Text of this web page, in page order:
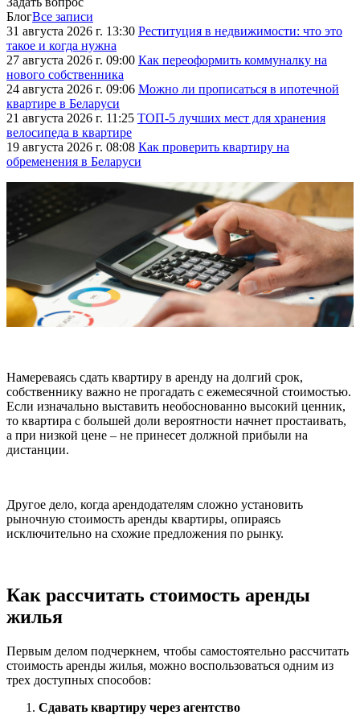
БлогВсе записи
31 августа 2026 г. 13:30 Реституция в недвижимости: что это
такое и когда нужна
27 августа 2026 г. 09:00 Как переоформить коммуналку на
нового собственника
24 августа 2026 г. 09:06 Можно ли прописаться в ипотечной
квартире в Беларуси
21 августа 2026 г. 11:25 ТОП-5 лучших мест для хранения
велосипеда в квартире
19 августа 2026 г. 08:08 Как проверить квартиру на
обременения в Беларуси
Намереваясь сдать квартиру в аренду на долгий срок,
собственнику важно не прогадать с ежемесячной стоимостью.
Если изначально выставить необоснованно высокий ценник,
то квартира с большей доли вероятности начнет простаивать,
а при низкой цене – не принесет должной прибыли на
дистанции.
Другое дело, когда арендодателям сложно установить
рыночную стоимость аренды квартиры, опираясь
исключительно на схожие предложения по рынку.
Как рассчитать стоимость аренды
жилья
Первым делом подчеркнем, чтобы самостоятельно рассчитать
стоимость аренды жилья, можно воспользоваться одним из
трех доступных способов:
Сдавать квартиру через агентство